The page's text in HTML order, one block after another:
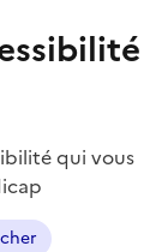
qui vous